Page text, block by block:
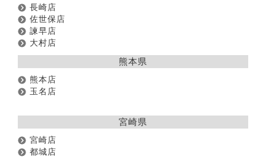
長崎店
佐世保店
諫早店
大村店
熊本県
熊本店
玉名店
宮崎県
宮崎店
都城店